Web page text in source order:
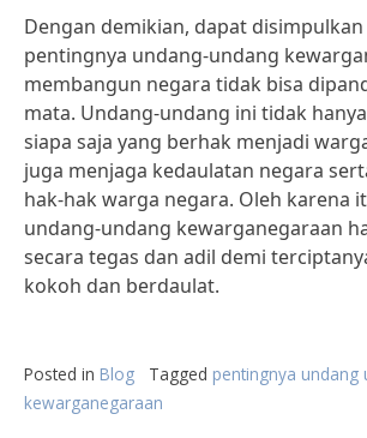
Dengan demikian, dapat
pentingnya undang-undang
membangun negara tidak bisa
mata. Undang-undang ini tidak
siapa saja yang berhak menjadi
juga menjaga kedaulatan negara
hak-hak warga negara. Oleh karena
undang-undang kewarganegaraan
secara tegas dan adil demi
kokoh dan berdaulat.
Posted in Blog Tagged pentingnya undang
kewarganegaraan